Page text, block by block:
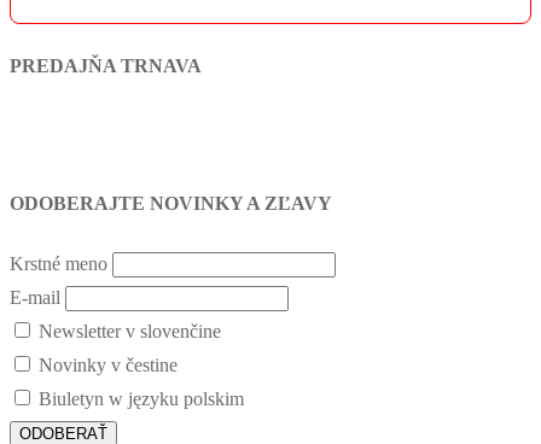
PREDAJŇA TRNAVA
ODOBERAJTE NOVINKY A ZĽAVY
Krstné meno
E-mail
Newsletter v slovenčine
Novinky v čestine
Biuletyn w języku polskim